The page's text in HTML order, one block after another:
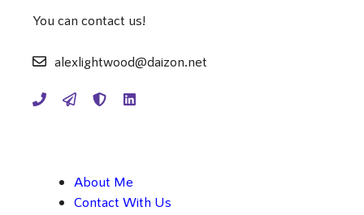
You can contact us!
alexlightwood@daizon.net
About Me
Contact With Us